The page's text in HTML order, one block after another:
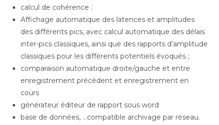
calcul de cohérence ;
Affichage automatique des latences et amplitudes
des différents pics, avec calcul automatique des délais
inter-pics classiques, ainsi que des rapports d’amplitude
classiques pour les différents potentiels évoqués ;
comparaison automatique droite/gauche et entre
enregistrement précédent et enregistrement en
cours
générateur éditeur de rapport sous word
base de données, …compatible archivage par réseau.